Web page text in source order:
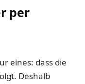
per
eines: dass die
Deshalb